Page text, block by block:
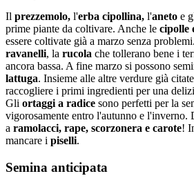
Il prezzemolo, l'erba cipollina, l'aneto e
prime piante da coltivare. Anche le cipolle
essere coltivate già a marzo senza
ravanelli, la rucola che tollerano bene i
ancora bassa. A fine marzo si possono
lattuga. Insieme alle altre verdure già
raccogliere i primi ingredienti per una
Gli ortaggi a radice sono perfetti per la
vigorosamente entro l'autunno e
a ramolacci, rape, scorzonera e carote!
mancare i piselli.
Semina anticipata